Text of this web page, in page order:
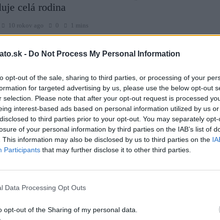
- Do Not Process My Personal Information
opt-out of the sale, sharing to third parties, or processing of your
for targeted advertising by us, please use the below opt-out
selection. Please note that after your opt-out request is processed
interest-based ads based on personal information utilized by us
to third parties prior to your opt-out. You may separately
of your personal information by third parties on the IAB’s list of
This information may also be disclosed by us to third parties on the
Participants that may further disclose it to other third parties.
Data Processing Opt Outs
opt-out of the Sharing of my personal data.
celá rodina
10 rokov ago 0 1 mins
detstvo. Ak to bolo práve Pikao, máme pre vás dobrú správu.
chémie – návod na dôkladné prírodné
ovocia a zeleniny
10 rokov ago 0 1 mins
rôznych chemických postrekov. Ak ho ale len opláchnete vo vode
Radynadzlato.sk